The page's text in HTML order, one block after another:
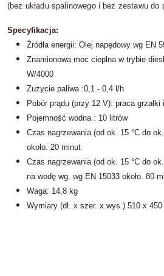
(bez układu spalinowego i bez zestawu do
Specyfikacja:
Źródła energii: Olej napędowy wg EN
Znamionowa moc cieplna w trybie
W/4000
Zużycie paliwa :0,1 - 0,4 l/h
Pobór prądu (przy 12 V): praca
Pojemność wodna : 10 litrów
Czas nagrzewania (od ok. 15 °C do
około. 20 minut
Czas nagrzewania (od ok. 15 °C do
na wodę wg. wg EN 15033 około. 80
Waga: 14,8 kg
Wymiary (dł. x szer. x wys.) 510 x